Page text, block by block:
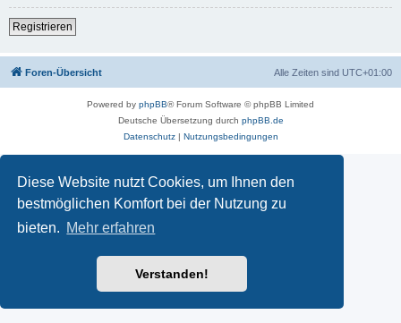
Diese Website nutzt Cookies, um Ihnen den
bestmöglichen Komfort bei der Nutzung zu
bieten. Mehr erfahren
Verstanden!
Registrieren
Foren-Übersicht Alle Zeiten sind UTC+01:00
Powered by phpBB® Forum Software © phpBB Limited
Deutsche Übersetzung durch phpBB.de
Datenschutz| Nutzungsbedingungen